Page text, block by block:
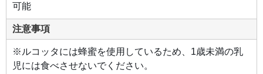
可能
注意事項
※ルコッタには蜂蜜を使用しているため、1歳未満の乳
児には食べさせないでください。